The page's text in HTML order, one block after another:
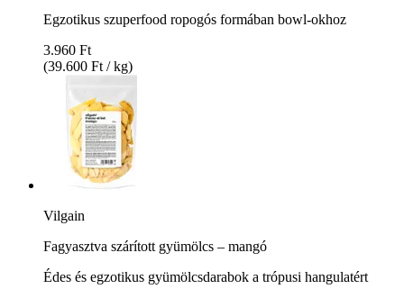
Egzotikus szuperfood ropogós formában bowl-okhoz
3.960 Ft
(39.600 Ft / kg)
Vilgain
Fagyasztva szárított gyümölcs – mangó
Édes és egzotikus gyümölcsdarabok a trópusi hangulatért